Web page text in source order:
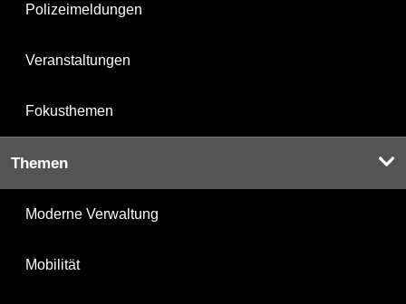
Polizeimeldungen
Veranstaltungen
Fokusthemen
Themen
Moderne Verwaltung
Mobilität